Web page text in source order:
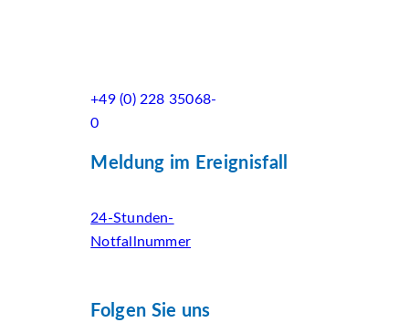
+49 (0) 228 35068-
0
Meldung im Ereignisfall
24-Stunden-
Notfallnummer
Folgen Sie uns